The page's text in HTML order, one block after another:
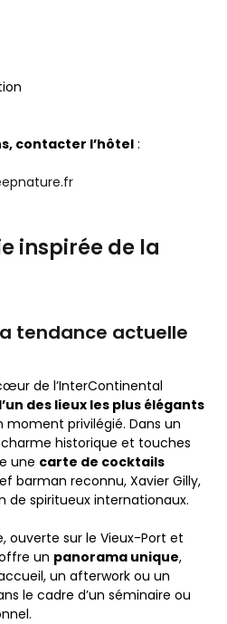
contacter l’hôtel :
inspirée de la
tendance actuelle
de l’InterContinental
l’un des lieux les plus élégants
moment privilégié. Dans un
historique et touches
une carte de cocktails
barman reconnu, Xavier Gilly,
de spiritueux internationaux.
ouverte sur le Vieux-Port et
un panorama unique,
un afterwork ou un
le cadre d’un séminaire ou